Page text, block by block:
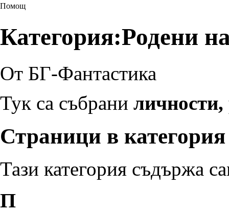
Помощ
Категория:Родени
От БГ-Фантастика
Тук са събрани
Страници в
Тази категория съдържа
П